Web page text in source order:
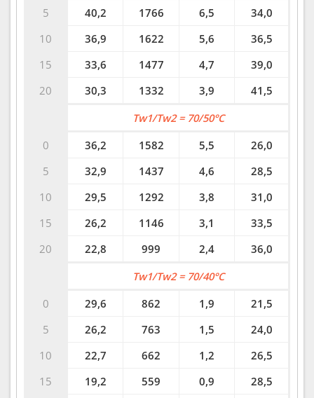
5
10
15
20
40,2
1766 6,5
34,0
36,9
1622 5,6
36,5
33,6
1477 4,7
39,0
30,3
1332 3,9 41,5
0
5
10
15
20
Tw1/Tw2 = 70/50°C
36,2
1582 5,5
26,0
32,9
1437 4,6
28,5
29,5
1292 3,8
31,0
26,2
1146 3,1
33,5
22,8
999 2,4 36,0
0
5
10
15
Tw1/Tw2 = 70/40°C
29,6
862 1,9
21,5
26,2
763 1,5
24,0
22,7
662 1,2
26,5
19,2
559 0,9
28,5